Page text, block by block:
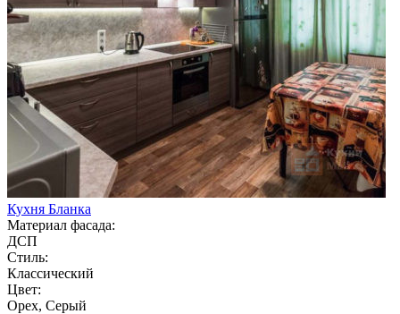
Кухня Бланка
Материал фасада:
ДСП
Стиль:
Классический
Цвет:
Орех, Серый